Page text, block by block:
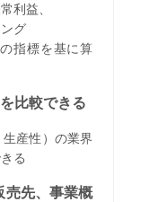
利益、
グ
指標を基に算
比較できる
生産性）の業界
る
売先、事業概